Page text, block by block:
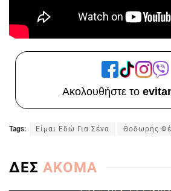
Ακολουθήστε το
Tags: Είμαι Εδώ Για Σένα Θοδωρής
ΔΕΣ ΑΚΟΜΑ